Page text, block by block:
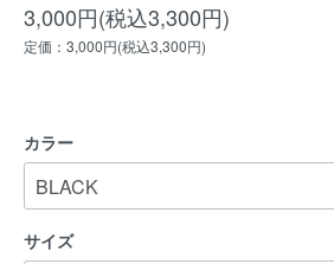
3,000円(税込3,300円)
定価：3,000円(税込3,300円)
カラー
サイズ